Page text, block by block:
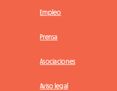
Empleo
Prensa
Asociaciones
Aviso legal